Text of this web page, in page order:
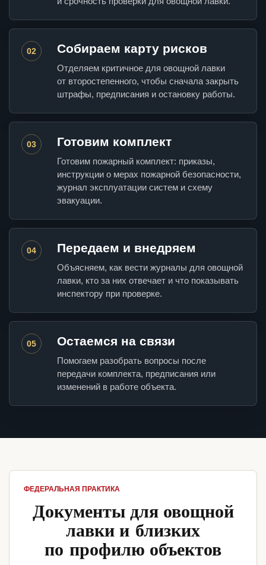
02 Собираем карту рисков
Отделяем критичное для овощной лавки
от второстепенного, чтобы сначала закрыть
штрафы, предписания и остановку работы.
03 Готовим комплект
Готовим пожарный комплект: приказы,
инструкции о мерах пожарной безопасности,
журнал эксплуатации систем и схему
эвакуации.
04 Передаем и внедряем
Объясняем, как вести журналы для овощной
лавки, кто за них отвечает и что показывать
инспектору при проверке.
05 Остаемся на связи
Помогаем разобрать вопросы после
передачи комплекта, предписания или
изменений в работе объекта.
ФЕДЕРАЛЬНАЯ ПРАКТИКА
Документы для овощной
лавки и близких
по профилю объектов